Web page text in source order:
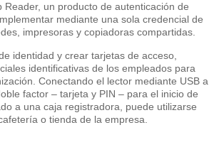
un producto de autenticación de
mediante una sola credencial de
impresoras y copiadoras compartidas.
identidad y crear tarjetas de acceso,
identificativas de los empleados para
Conectando el lector mediante USB a
factor – tarjeta y PIN – para el inicio de
a una caja registradora, puede utilizarse
o tienda de la empresa.